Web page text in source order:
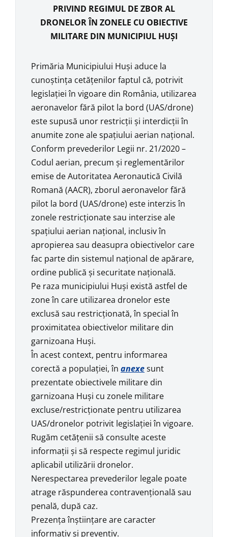
PRIVIND REGIMUL DE ZBOR AL
DRONELOR ÎN ZONELE CU OBIECTIVE
MILITARE DIN MUNICIPIUL HUŞI
Primăria Municipiului Huşi aduce la
cunoştinţa cetăţenilor faptul că, potrivit
legislaţiei în vigoare din România, utilizarea
aeronavelor fără pilot la bord (UAS/drone)
este supusă unor restricţii şi interdicții în
anumite zone ale spaţiului aerian naţional.
Conform prevederilor Legii nr. 21/2020 –
Codul aerian, precum şi reglementărilor
emise de Autoritatea Aeronautică Civilă
Romană (AACR), zborul aeronavelor fără
pilot la bord (UAS/drone) este interzis în
zonele restricţionate sau interzise ale
spaţiului aerian naţional, inclusiv în
apropierea sau deasupra obiectivelor care
fac parte din sistemul naţional de apărare,
ordine publică şi securitate naţională.
Pe raza municipiului Huşi există astfel de
zone în care utilizarea dronelor este
exclusă sau restricţionată, în special în
proximitatea obiectivelor militare din
garnizoana Huşi.
În acest context, pentru informarea
corectă a populaţiei, în anexesunt
prezentate obiectivele militare din
garnizoana Huşi cu zonele militare
excluse/restricţionate pentru utilizarea
UAS/dronelor potrivit legislaţiei în vigoare.
Rugăm cetăţenii să consulte aceste
informaţii şi să respecte regimul juridic
aplicabil utilizării dronelor.
Nerespectarea prevederilor legale poate
atrage răspunderea contravenţională sau
penală, după caz.
Prezenţa înştiinţare are caracter
informativ şi preventiv.